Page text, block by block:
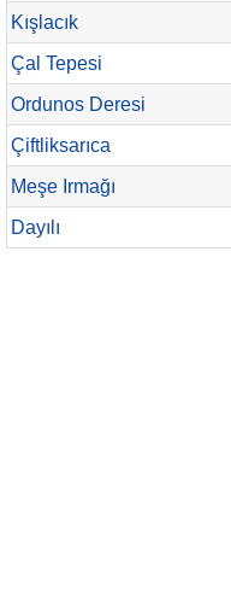
Kışlacık
Çal Tepesi
Ordunos Deresi
Çiftliksarıca
Meşe Irmağı
Dayılı